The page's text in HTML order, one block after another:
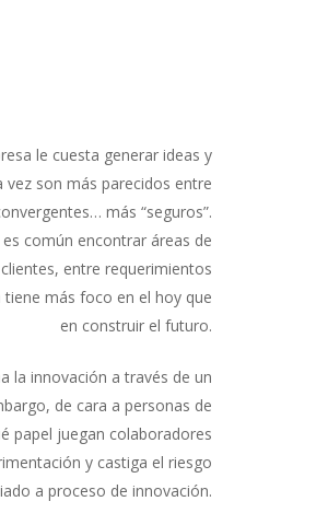
le cuesta generar ideas y
son más parecidos entre
más “seguros”.
común encontrar áreas de
entre requerimientos
más foco en el hoy que
en construir el futuro.
la innovación a través de un
de cara a personas de
papel juegan colaboradores
y castiga el riesgo
a proceso de innovación.